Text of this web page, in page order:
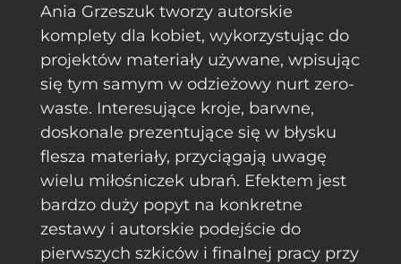
Ania Grzeszuk tworzy autorskie
komplety dla kobiet, wykorzystując do
projektów materiały używane, wpisując
się tym samym w odzieżowy nurt zero-
waste. Interesujące kroje, barwne,
doskonale prezentujące się w błysku
flesza materiały, przyciągają uwagę
wielu miłośniczek ubrań. Efektem jest
bardzo duży popyt na konkretne
zestawy i autorskie podejście do
pierwszych szkiców i finalnej pracy przy